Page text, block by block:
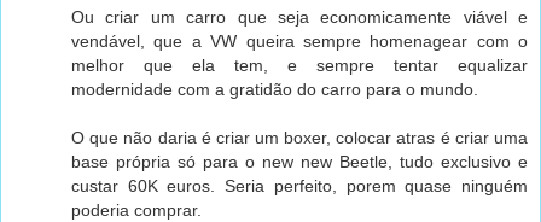
Ou criar um carro que seja economicamente viável e
vendável, que a VW queira sempre homenagear com o
melhor que ela tem, e sempre tentar equalizar
modernidade com a gratidão do carro para o mundo.
O que não daria é criar um boxer, colocar atras é criar uma
base própria só para o new new Beetle, tudo exclusivo e
custar 60K euros. Seria perfeito, porem quase ninguém
poderia comprar.